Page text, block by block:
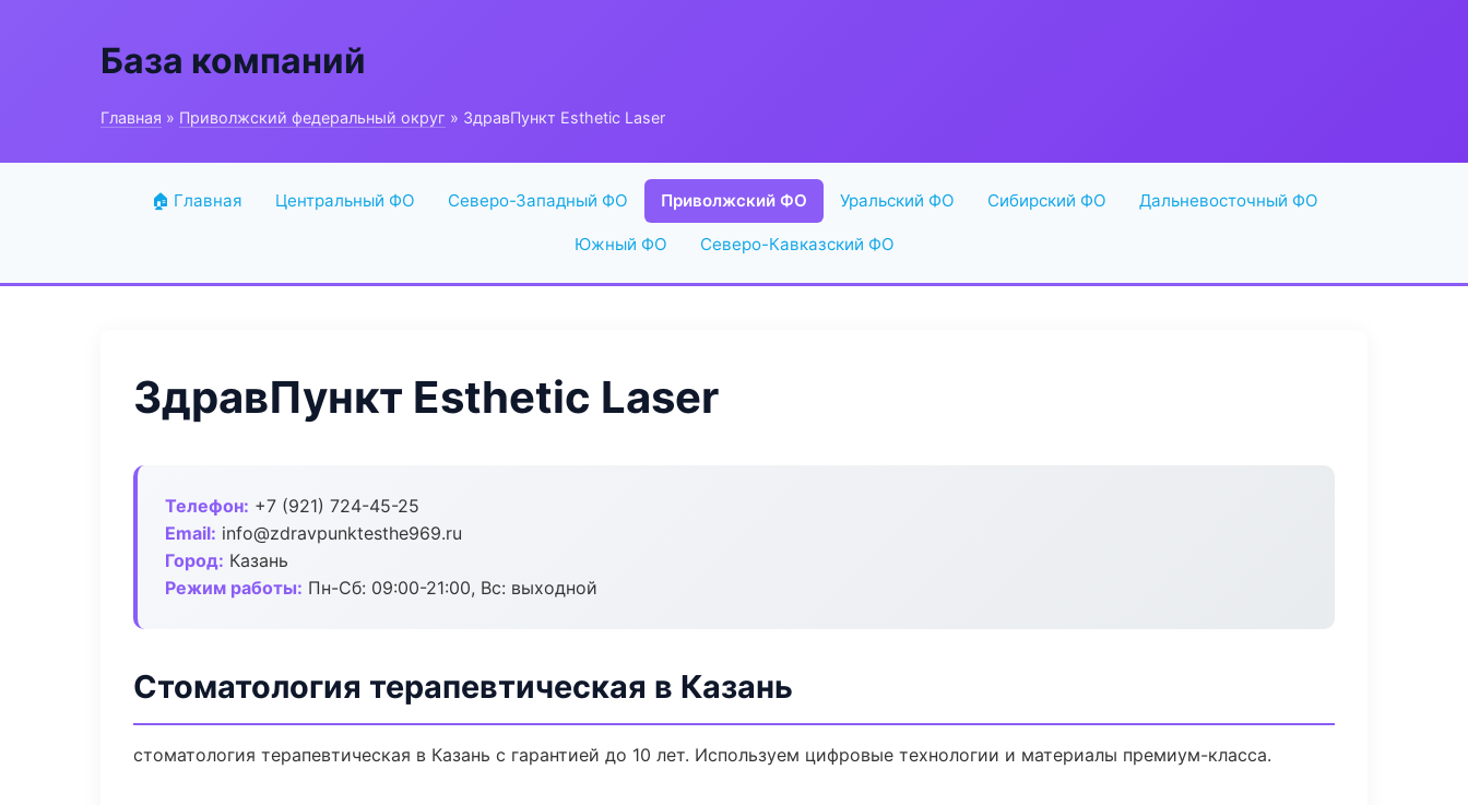
База компаний
Главная » Приволжский федеральный округ » ЗдравПункт Esthetic Laser
🏠 Главная Центральный ФО Северо-Западный ФО Приволжский ФО Уральский ФО Сибирский ФО Дальневосточный ФО
Южный ФО Северо-Кавказский ФО
ЗдравПункт Esthetic Laser
Телефон: +7 (921) 724-45-25
Email: info@zdravpunktesthe969.ru
Город: Казань
Режим работы: Пн-Сб: 09:00-21:00, Вс: выходной
Стоматология терапевтическая в Казань
стоматология терапевтическая в Казань с гарантией до 10 лет. Используем цифровые технологии и материалы премиум-класса.